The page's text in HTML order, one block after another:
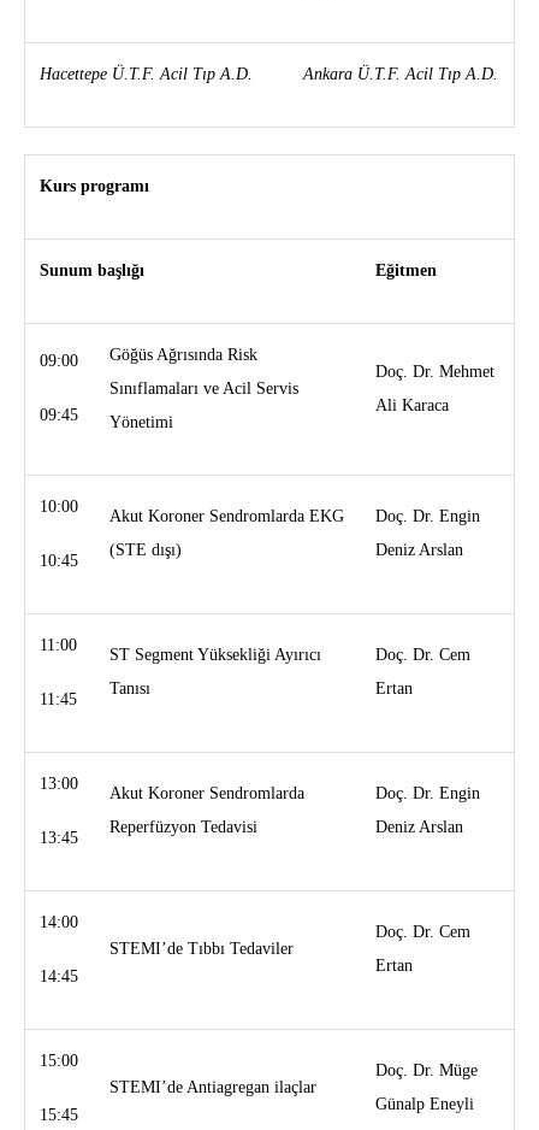
Hacettepe Ü.T.F. Acil Tıp A.D. Ankara Ü.T.F. Acil Tıp A.D.
Kurs programı
Sunum başlığı Eğitmen
09:00
09:45
Göğüs Ağrısında Risk
Sınıflamaları ve Acil Servis
Yönetimi
Doç. Dr. Mehmet
Ali Karaca
10:00
10:45
Akut Koroner Sendromlarda EKG
(STE dışı)
Doç. Dr. Engin
Deniz Arslan
11:00
11:45
ST Segment Yüksekliği Ayırıcı
Tanısı
Doç. Dr. Cem
Ertan
13:00
13:45
Akut Koroner Sendromlarda
Reperfüzyon Tedavisi
Doç. Dr. Engin
Deniz Arslan
14:00
14:45
STEMI’de Tıbbı Tedaviler
Doç. Dr. Cem
Ertan
15:00
15:45
STEMI’de Antiagregan ilaçlar
Doç. Dr. Müge
Günalp Eneyli